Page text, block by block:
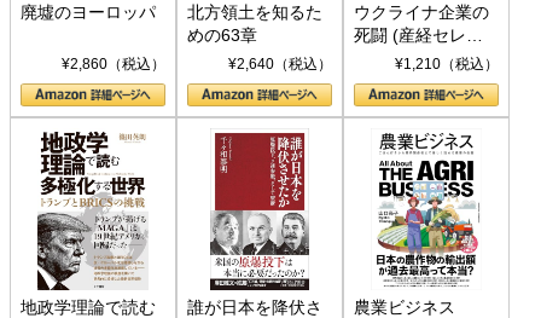
廃墟のヨーロッパ
¥2,860（税込）
北方領土を知るた
めの63章
¥2,640（税込）
ウクライナ企業の
死闘 (産経セレク
ト S 039)¥1,210（税込）
地政学理論で読む
誰が日本を降伏さ
農業ビジネス